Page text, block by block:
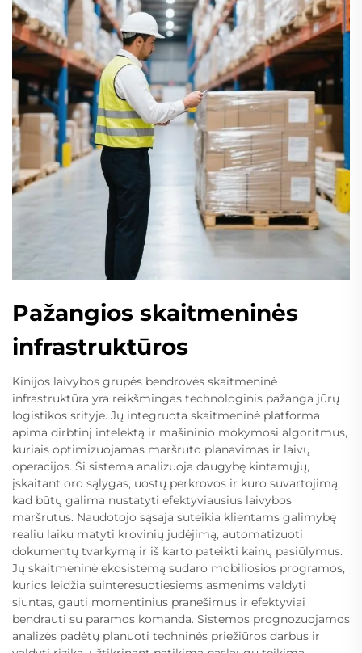
Pažangios skaitmeninės
infrastruktūros
Kinijos laivybos grupės bendrovės skaitmeninė
infrastruktūra yra reikšmingas technologinis pažanga jūrų
logistikos srityje. Jų integruota skaitmeninė platforma
apima dirbtinį intelektą ir mašininio mokymosi algoritmus,
kuriais optimizuojamas maršruto planavimas ir laivų
operacijos. Ši sistema analizuoja daugybę kintamųjų,
įskaitant oro sąlygas, uostų perkrovos ir kuro suvartojimą,
kad būtų galima nustatyti efektyviausius laivybos
maršrutus. Naudotojo sąsaja suteikia klientams galimybę
realiu laiku matyti krovinių judėjimą, automatizuoti
dokumentų tvarkymą ir iš karto pateikti kainų pasiūlymus.
Jų skaitmeninė ekosistemą sudaro mobiliosios programos,
kurios leidžia suinteresuotiesiems asmenims valdyti
siuntas, gauti momentinius pranešimus ir efektyviai
bendrauti su paramos komanda. Sistemos prognozuojamos
analizės padėtų planuoti techninės priežiūros darbus ir